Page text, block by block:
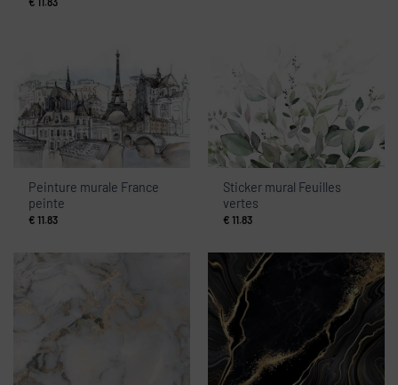
Peinture murale France
peinte
€ 11.83
Sticker mural Feuilles
vertes
€ 11.83